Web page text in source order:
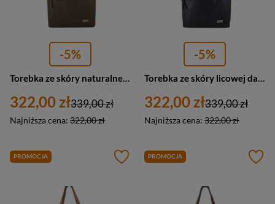
-5%
Torebka ze skóry naturalnej damska Barberini's 996-9 shopper bag A4 ciemnobeżowa
322,00 zł
Najniższa cena: 322,00 zł
339,00 zł
-5%
Torebka ze skóry licowej damska Barberini's 996-4 shopper bag A4 granatowa
322,00 zł
Najniższa cena: 322,00 zł
339,00 zł
PROMOCJA PROMOCJA